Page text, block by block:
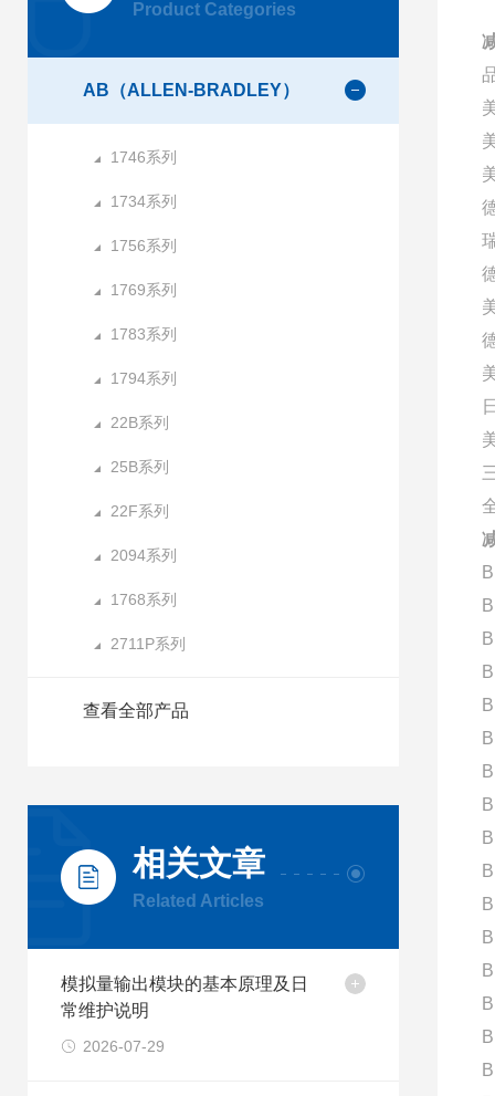
Product Categories
AB（ALLEN-BRADLEY）
1746系列
1734系列
1756系列
1769系列
1783系列
1794系列
22B系列
25B系列
22F系列
2094系列
1768系列
2711P系列
查看全部产品
相关文章
Related Articles
模拟量输出模块的基本原理及日
常维护说明
2026-07-29